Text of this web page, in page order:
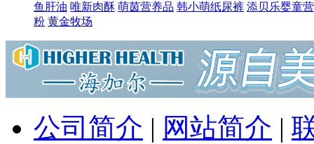
鱼肝油 唯新肉酥 萌​茵营养品 韩小萌纸尿裤 添贝乐婴童
粉 黄金牧场
公司简介 | 网站简介 |